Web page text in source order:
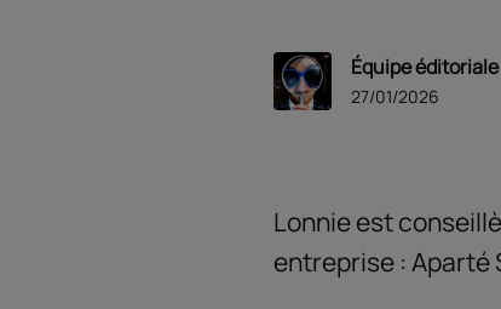
Équipe
27/01/2026
Lonnie est
entreprise : Aparté